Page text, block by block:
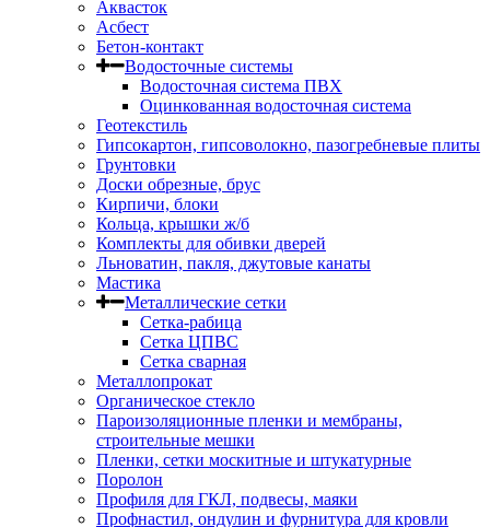
Аквасток
Асбест
Бетон-контакт
Водосточные системы
Водосточная система ПВХ
Оцинкованная водосточная система
Геотекстиль
Гипсокартон, гипсоволокно, пазогребневые плиты
Грунтовки
Доски обрезные, брус
Кирпичи, блоки
Кольца, крышки ж/б
Комплекты для обивки дверей
Льноватин, пакля, джутовые канаты
Мастика
Металлические сетки
Сетка-рабица
Сетка ЦПВС
Сетка сварная
Металлопрокат
Органическое стекло
Пароизоляционные пленки и мембраны,
строительные мешки
Пленки, сетки москитные и штукатурные
Поролон
Профиля для ГКЛ, подвесы, маяки
Профнастил, ондулин и фурнитура для кровли